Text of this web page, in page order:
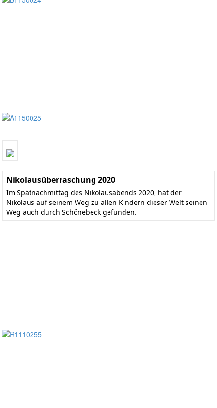
Nikolausüberraschung 2020
Im Spätnachmittag des Nikolausabends 2020, hat der
Nikolaus auf seinem Weg zu allen Kindern dieser Welt seinen
Weg auch durch Schönebeck gefunden.